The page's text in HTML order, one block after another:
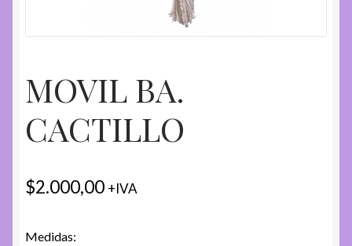
MOVIL BA.
CACTILLO
$2.000,00 +IVA
Medidas: